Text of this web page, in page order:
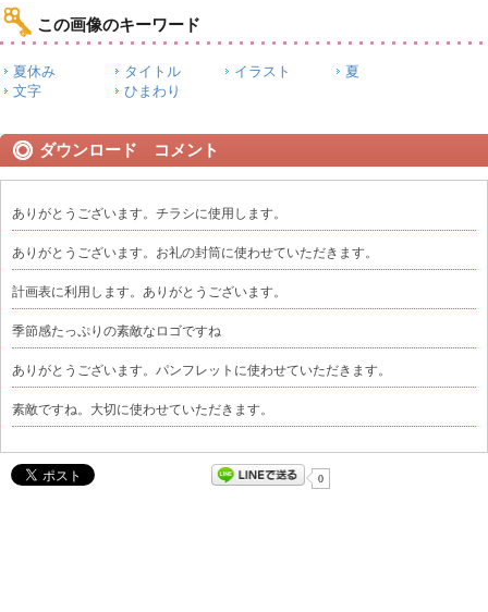
この画像のキーワード
夏休み タイトル イラスト
夏
文字
ひまわり
ダウンロード コメント
ありがとうございます。チラシに使用します。
ありがとうございます。お礼の封筒に使わせていただきます。
計画表に利用します。ありがとうございます。
季節感たっぷりの素敵なロゴですね
ありがとうございます。パンフレットに使わせていただきます。
素敵ですね。大切に使わせていただきます。
0